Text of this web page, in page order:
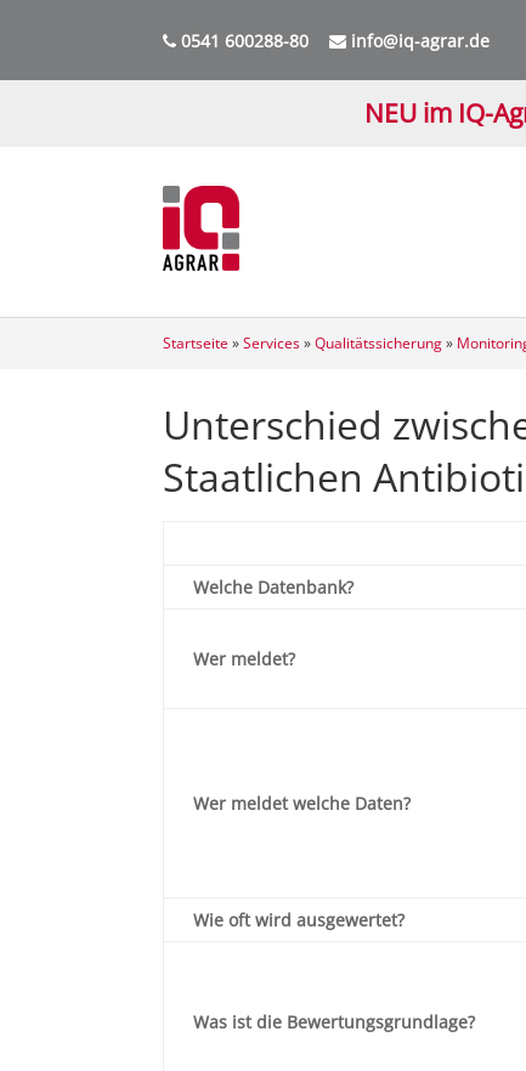
0541 600288-80 info@iq-agrar.de
NEU im IQ-
Startseite »Services»Qualitätssicherung»
Unterschied
Staatlichen
Welche Datenbank?
Wer meldet?
Wer meldet welche Daten?
Wie oft wird ausgewertet?
Was ist die Bewertungsgrundlage?